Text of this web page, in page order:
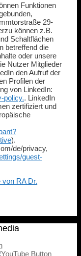
Funktionen
29-
können z.B.
Schaltflächen
betreffend die
oder unsere
Nutzer Mitglieder
den Aufruf der
Profilen der
von LinkedIn:
policy.. LinkedIn
zertifiziert und
).
de/privacy,
guest-
RA Dr.